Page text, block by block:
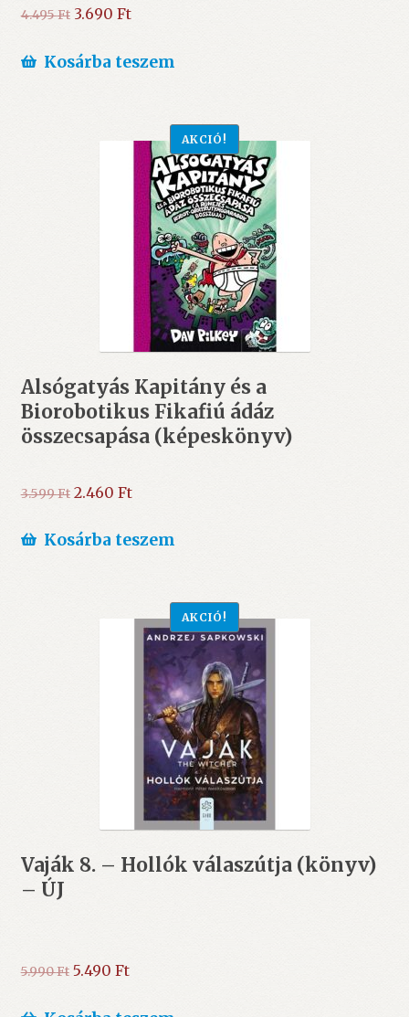
4.495Ft Original
was:
3.690 FtCurrent
is:
Kosárba teszem
Alsógatyás Kapitány és a
Biorobotikus Fikafiú ádáz
összecsapása (képeskönyv)
AKCIÓ!
3.599Ft Original
was:
2.460 FtCurrent
is:
Kosárba teszem
Vaják 8. – Hollók válaszútja (könyv)
– ÚJ
AKCIÓ!
5.990Ft Original
5.490 FtCurrent